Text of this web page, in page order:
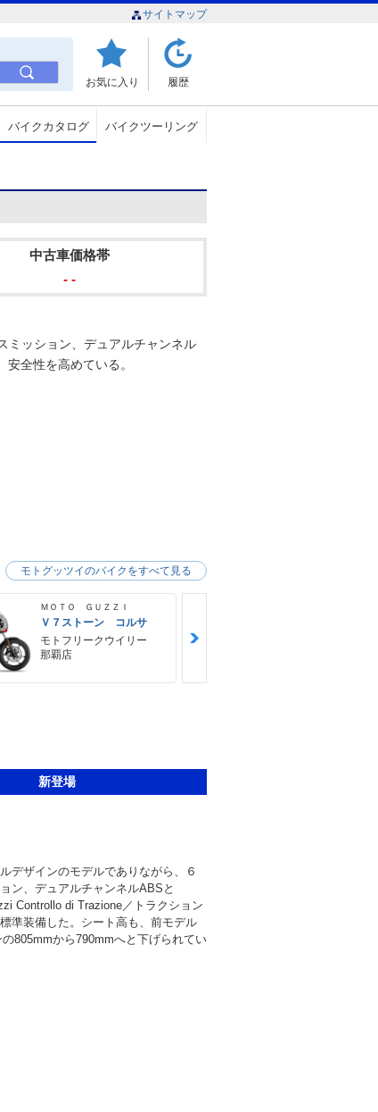
サイトマップ
お気に入り 履歴
バイクカタログ バイクツーリング
中古車価格帯
- -
ミッション、デュアルチャンネル
全性を高めている。
ＭＯＴＯ ＧＵＺＺＩ
Ｖ７ストーン コルサ
モトフリークウイリー
那覇店
モトグッツイのバイクをすべて見る
新登場
デザインのモデルでありながら、６
ン、デュアルチャンネルABSと
Controllo di Trazione／トラクション
準装備した。シート高も、前モデル
805mmから790mmへと下げられてい